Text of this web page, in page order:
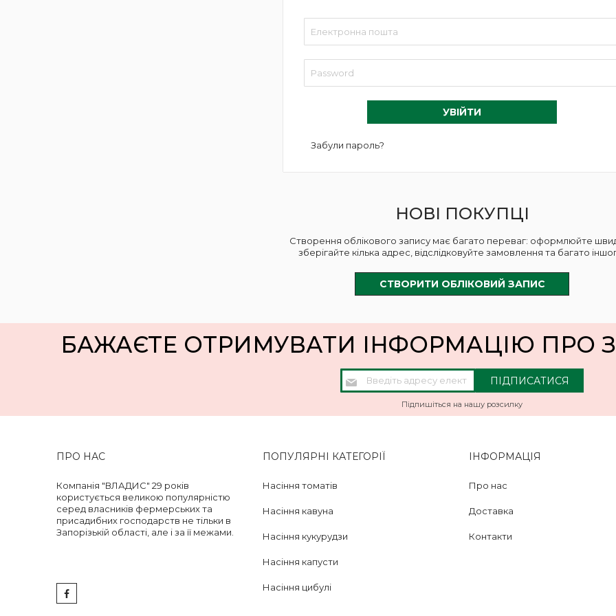
УВІЙТИ
Забули пароль?
НОВІ ПОКУПЦІ
Створення облікового запису має багато переваг: оформлюйте
зберігайте кілька адрес, відслідковуйте замовлення та багато
СТВОРИТИ ОБЛІКОВИЙ ЗАПИС
БАЖАЄТЕ ОТРИМУВАТИ ІНФОРМАЦІЮ
Підпишіться
на
розсилку
ПІДПИСАТИСЯ
Підпишіться на нашу розсилку
ПРО НАС
Компанія "ВЛАДИС" 29 років
користується великою популярністю
серед власників фермерських та
присадибних господарств не тільки в
Запорізькій області, але і за її межами.
ПОПУЛЯРНІ КАТЕГОРІЇ
Насіння томатів
Насіння кавуна
Насіння кукурудзи
Насіння капусти
Насіння цибулі
ІНФОРМАЦІЯ
Про нас
Доставка
Контакти